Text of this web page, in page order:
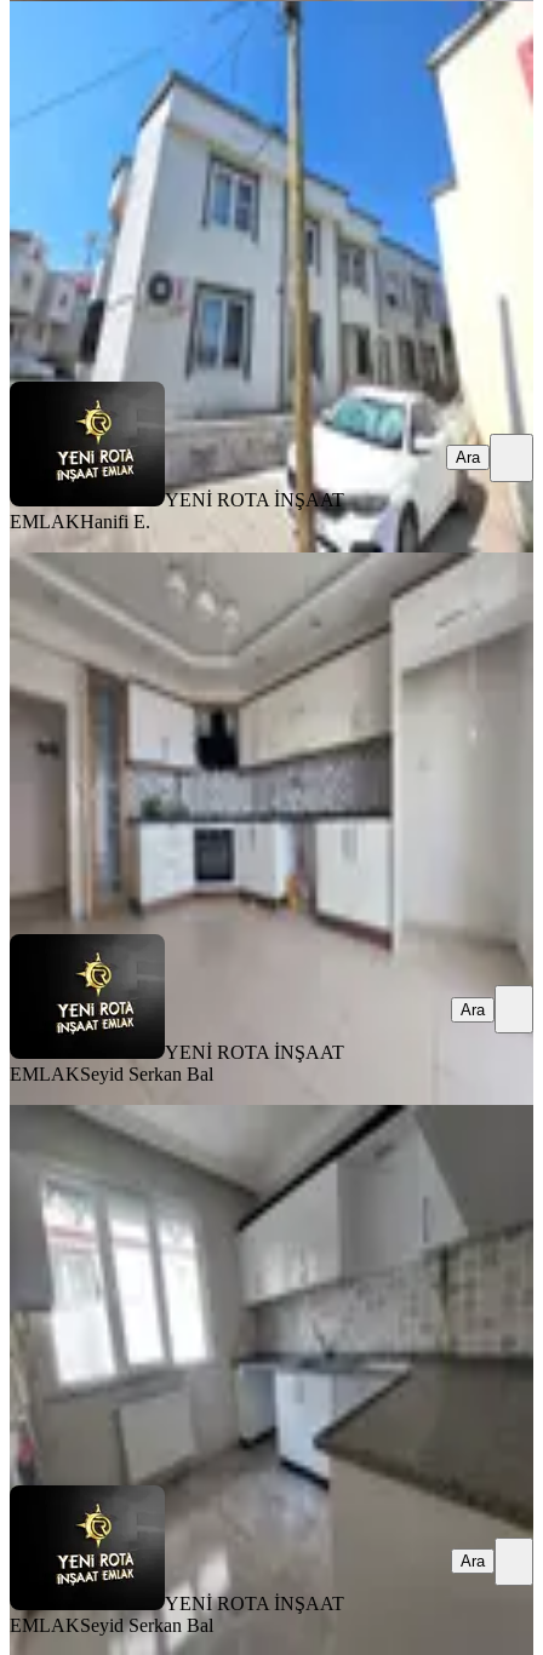
Yeni Rota'dan Sütçü İmam
Muhtarlığı Yanında 2+1 Satılık Daire
Dulkadiroğlu, Sütçü İmam Mahallesi
2+1
90 m²·1. Kat
2.300.000 ₺
YENİ ROTA İNŞAAT EMLAK Hanifi E.
Ara
YENİ ROTA İNŞAAT
EMLAKHanifi E.
Ara
MANZARALI
Yeni Rota'dan - Doğukent -
Güneşevler Civarı Satılık 4+1 Daire
Dulkadiroğlu, Doğu Kent Mahallesi
4+1·195 m²·7. Kat
5.250.000 ₺
YENİ ROTA İNŞAAT EMLAK Seyid Serkan Bal
Ara
YENİ ROTA İNŞAAT
EMLAKSeyid Serkan Bal
Ara
MANZARALI
Ballıca Mahallesi - Az Katlı - Uygun
Fiyat - Satılık 2+1 Daire
Dulkadiroğlu, Ballıca Mahallesi
2+1· Düz Giriş (Zemin) 31.07.2026
1.825.000 ₺
YENİ ROTA İNŞAAT EMLAK Seyid Serkan Bal
Ara
YENİ ROTA İNŞAAT
EMLAKSeyid Serkan Bal
Ara